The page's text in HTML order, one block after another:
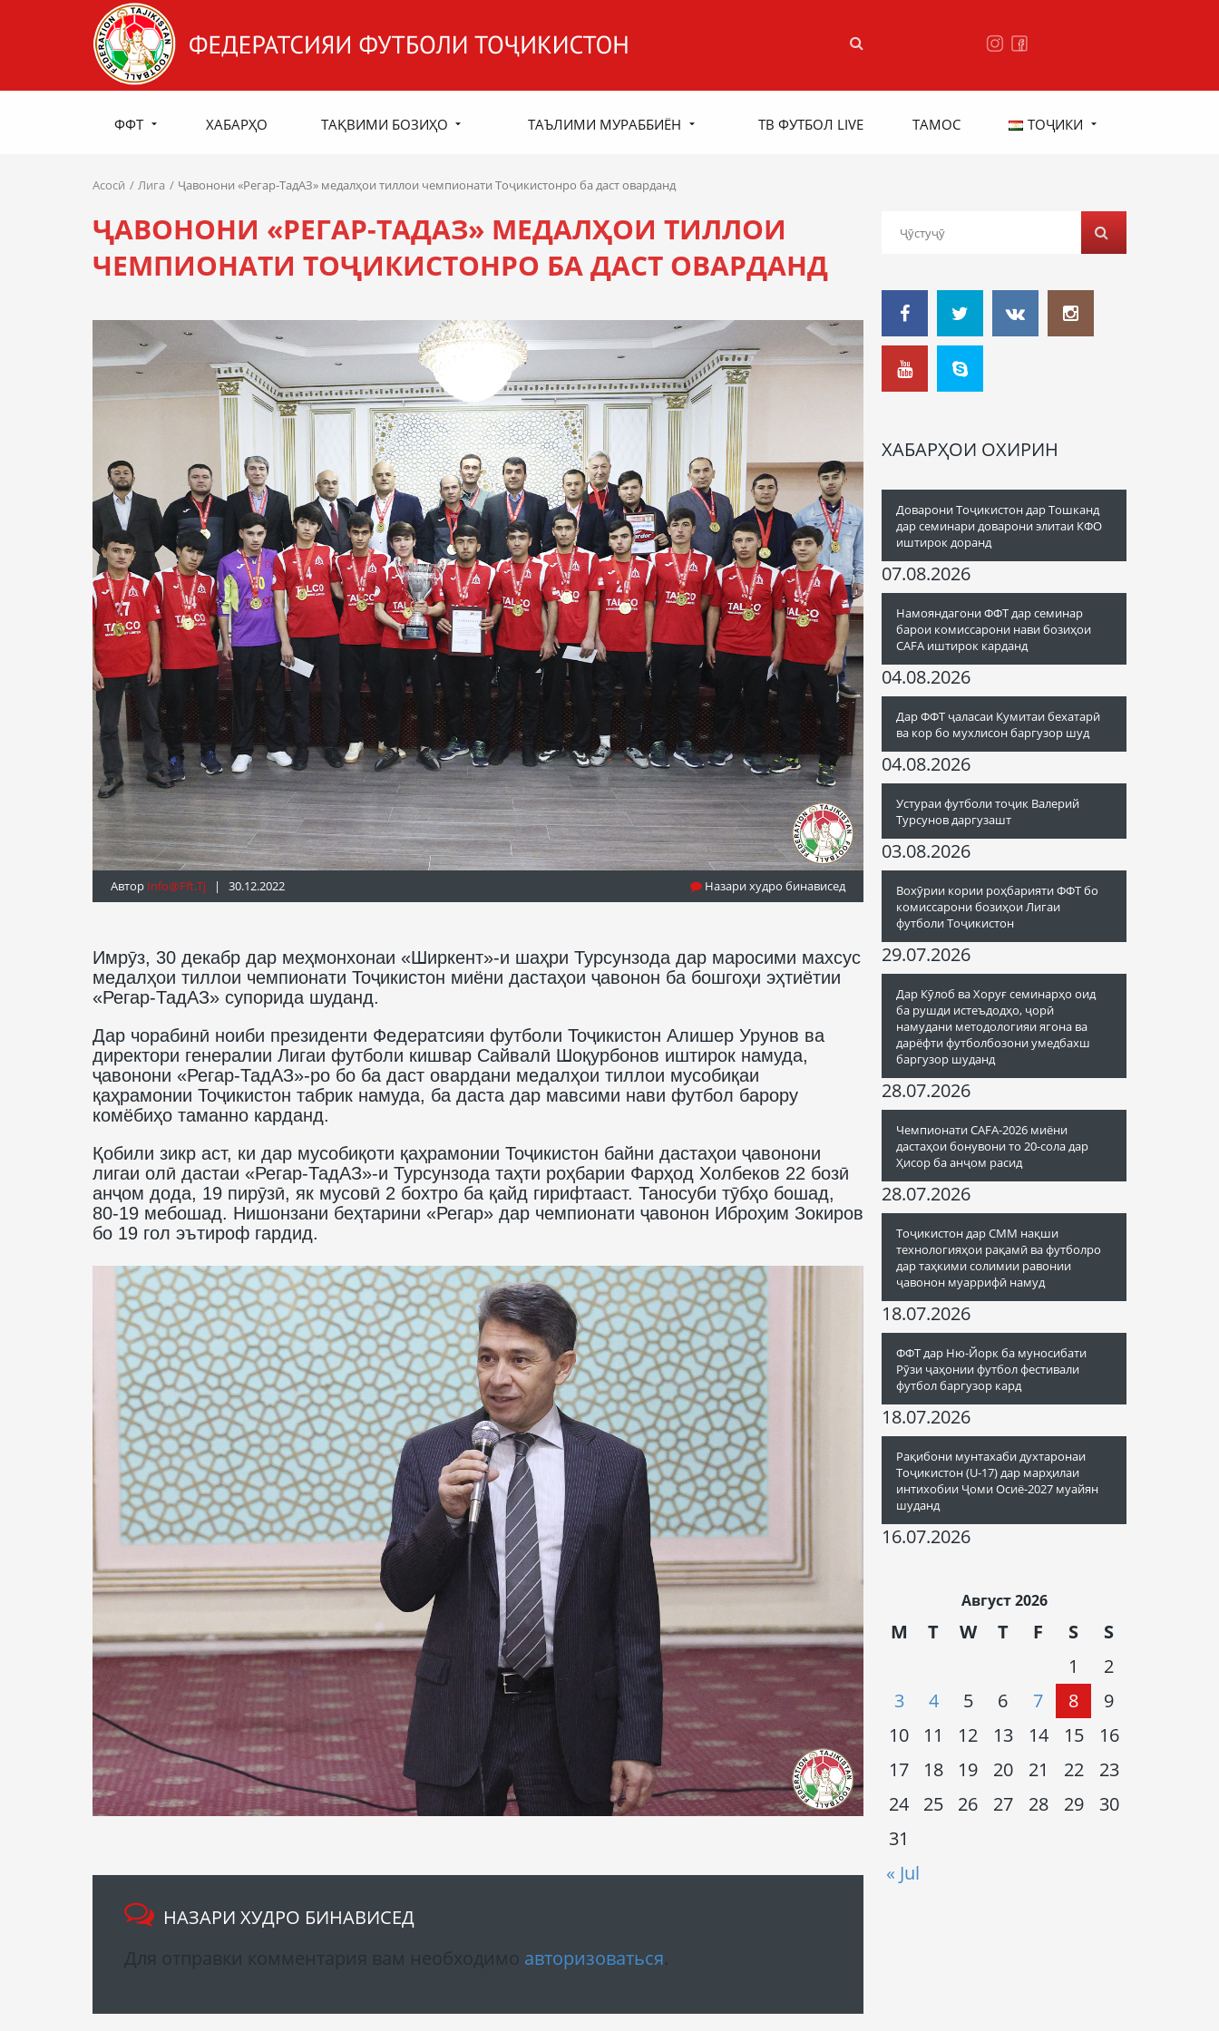
ФФТ ХАБАРҲО ТАҚВИМИ БОЗИҲО ТАЪЛИМИ МУРАББИЁН ТВ ФУТБОЛ LIVE ТАМОС ТОҶИКИ
Асосӣ Лига Ҷавонони «Регар-ТадАЗ» медалҳои тиллои чемпионати Тоҷикистонро ба даст оварданд
ҶАВОНОНИ «РЕГАР-ТАДАЗ» МЕДАЛҲОИ ТИЛЛОИ
ЧЕМПИОНАТИ ТОҶИКИСТОНРО БА ДАСТ ОВАРДАНД
Автор Info@fft.tj | 30.12.2022 Назари худро бинависед
Имрӯз, 30 декабр дар меҳмонхонаи «Ширкент»-и шаҳри Турсунзода дар маросими махсус
медалҳои тиллои чемпионати Тоҷикистон миёни дастаҳои ҷавонон ба бошгоҳи эҳтиётии
«Регар-ТадАЗ» супорида шуданд.
Дар чорабинӣ ноиби президенти Федератсияи футболи Тоҷикистон Алишер Урунов ва
директори генералии Лигаи футболи кишвар Сайвалӣ Шоқурбонов иштирок намуда,
ҷавонони «Регар-ТадАЗ»-ро бо ба даст овардани медалҳои тиллои мусобиқаи
қаҳрамонии Тоҷикистон табрик намуда, ба даста дар мавсими нави футбол барору
комёбиҳо таманно карданд.
Қобили зикр аст, ки дар мусобиқоти қаҳрамонии Тоҷикистон байни дастаҳои ҷавонони
лигаи олӣ дастаи «Регар-ТадАЗ»-и Турсунзода таҳти роҳбарии Фарҳод Холбеков 22 бозӣ
анҷом дода, 19 пирӯзӣ, як мусовӣ 2 бохтро ба қайд гирифтааст. Таносуби тӯбҳо бошад,
80-19 мебошад. Нишонзани беҳтарини «Регар» дар чемпионати ҷавонон Иброҳим Зокиров
бо 19 гол эътироф гардид.
НАЗАРИ ХУДРО БИНАВИСЕД
авторизоваться
ХАБАРҲОИ ОХИРИН
Доварони Тоҷикистон дар Тошканд
дар семинари доварони элитаи КФО
иштирок доранд
07.08.2026
Намояндагони ФФТ дар семинар
барои комиссарони нави бозиҳои
CAFA иштирок карданд
04.08.2026
Дар ФФТ ҷаласаи Кумитаи бехатарӣ
ва кор бо мухлисон баргузор шуд
04.08.2026
Устураи футболи тоҷик Валерий
Турсунов даргузашт
03.08.2026
Вохӯрии кории роҳбарияти ФФТ бо
комиссарони бозиҳои Лигаи
футболи Тоҷикистон
29.07.2026
Дар Кӯлоб ва Хоруғ семинарҳо оид
ба рушди истеъдодҳо, ҷорӣ
намудани методологияи ягона ва
дарёфти футболбозони умедбахш
баргузор шуданд
28.07.2026
Чемпионати CAFA-2026 миёни
дастаҳои бонувони то 20-сола дар
Ҳисор ба анҷом расид
28.07.2026
Тоҷикистон дар СММ нақши
технологияҳои рақамӣ ва футболро
дар таҳкими солимии равонии
ҷавонон муаррифӣ намуд
18.07.2026
ФФТ дар Ню-Йорк ба муносибати
Рӯзи ҷаҳонии футбол фестивали
футбол баргузор кард
18.07.2026
Рақибони мунтахаби духтаронаи
Тоҷикистон (U-17) дар марҳилаи
интихобии Ҷоми Осиё-2027 муайян
шуданд
16.07.2026
Август 2026
M T W T F S S
« Jul
1
2
3
4 5 6 7 8
9
10
11 12 13 14 15
16
17
18 19 20 21 22
23
24
25 26 27 28 29
30
31